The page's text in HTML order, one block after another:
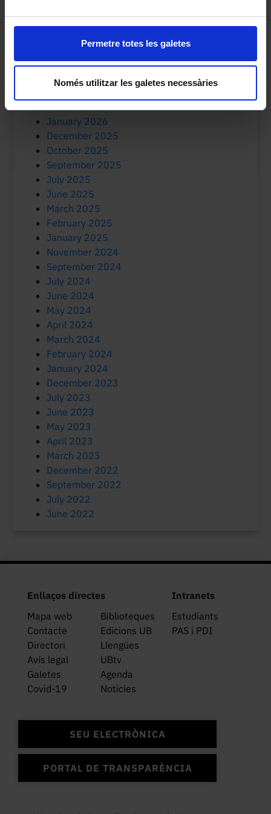
Permetre totes les galetes
Només utilitzar les galetes necessàries
Universitat de Barcelona
July 2026
March 2026
January 2026
December 2025
October 2025
September 2025
July 2025
June 2025
March 2025
February 2025
January 2025
November 2024
September 2024
July 2024
June 2024
May 2024
April 2024
March 2024
February 2024
January 2024
December 2023
July 2023
June 2023
May 2023
April 2023
March 2023
December 2022
September 2022
July 2022
June 2022
Enllaços directes
Mapa web
Biblioteques
Contacte
Edicions UB
Directori
Llengües
Avís legal
UBtv
Galetes
Agenda
Covid-19
Notícies
Intranets
Estudiants
PAS i PDI
SEU ELECTRÒNICA
PORTAL DE TRANSPARÈNCIA